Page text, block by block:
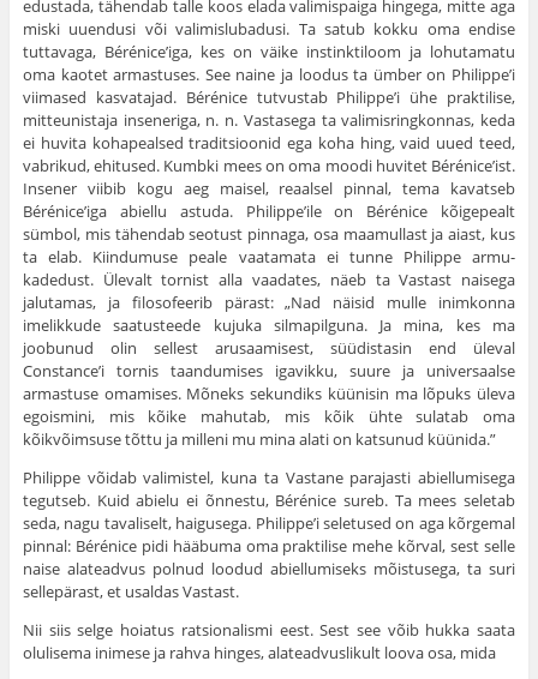
edustada, tä­hendab talle koos elada valimispaiga hingega, mitte aga
miski uuendusi või valimislubadusi. Ta satub kokku oma endise
tuttavaga, Bérénice’iga, kes on väike instinktiloom ja lohutamatu
oma kaotet armastuses. See naine ja loodus ta ümber on Philippe’i
viimased kasvatajad. Bérénice tutvustab Philippe’i ühe praktilise,
mitteunistaja inseneriga, n. n. Vastasega ta valimisringkonnas, keda
ei huvita kohapealsed traditsioonid ega koha hing, vaid uued teed,
vabrikud, ehitused. Kumbki mees on oma moodi huvitet Bérénice’ist.
Insener viibib kogu aeg maisel, reaalsel pin­nal, tema kavatseb
Bérénice’iga abiellu astuda. Philippe’ile on Bérénice kõigepealt
sümbol, mis tähendab seotust pinnaga, osa maamullast ja aiast, kus
ta elab. Kiindumuse peale vaatamata ei tunne Philippe armu­
kadedust. Ülevalt tornist alla vaadates, näeb ta Vastast naisega
jaluta­mas, ja filosofeerib pärast: „Nad näisid mulle inimkonna
imelikkude saatusteede kujuka silmapilguna. Ja mina, kes ma
joobunud olin sellest arusaamisest, süüdistasin end üleval
Constance’i tornis taandumises iga­vikku, suure ja universaalse
armastuse omamises. Mõneks sekundiks küünisin ma lõpuks üleva
egoismini, mis kõike mahutab, mis kõik ühte sulatab oma
kõikvõimsuse tõttu ja milleni mu mina alati on katsunud küünida.”
Philippe võidab valimistel, kuna ta Vastane parajasti abiellumisega
tegutseb. Kuid abielu ei õnnestu, Bérénice sureb. Ta mees seletab
seda, nagu tavaliselt, haigusega. Philippe’i seletused on aga kõrgemal
pinnal: Bérénice pidi hääbuma oma praktilise mehe kõrval, sest selle
naise alateadvus polnud loodud abiellumiseks mõistusega, ta suri
selle­pärast, et usaldas Vastast.
Nii siis selge hoiatus ratsionalismi eest. Sest see võib hukka saata
olulisema inimese ja rahva hinges, alateadvuslikult loova osa, mida